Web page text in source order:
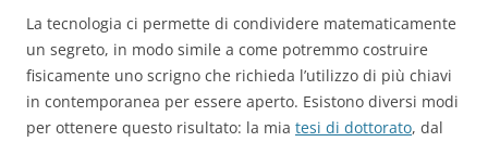
La tecnologia ci permette di condividere matematicamente
un segreto, in modo simile a come potremmo costruire
fisicamente uno scrigno che richieda l’utilizzo di più chiavi
in contemporanea per essere aperto. Esistono diversi modi
per ottenere questo risultato: la mia tesi di dottorato, dal